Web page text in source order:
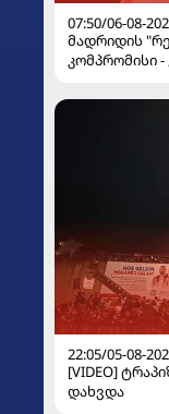
07:50/06-08-
მადრიდის
კომპრომისი
22:05/05-08-
[VIDEO]
დახვდა